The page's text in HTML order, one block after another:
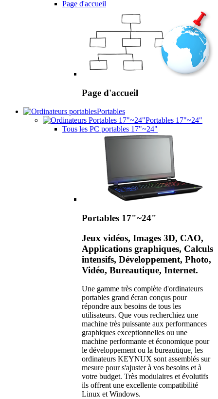
Page d'accueil
Page d'accueil
Portables
Portables 17"~24"
Tous les PC portables 17"~24"
Portables 17"~24"
Jeux vidéos, Images 3D, CAO,
Applications graphiques, Calculs
intensifs, Développement, Photo,
Vidéo, Bureautique, Internet.
Une gamme très complète d'ordinateurs
portables grand écran conçus pour
répondre aux besoins de tous les
utilisateurs. Que vous recherchiez une
machine très puissante aux performances
graphiques exceptionnelles ou une
machine performante et économique pour
le développement ou la bureautique, les
ordinateurs KEYNUX sont assemblés sur
mesure pour s'ajuster à vos besoins et à
votre budget. Très modulaires et évolutifs
ils offrent une excellente compatibilité
Linux et Windows.